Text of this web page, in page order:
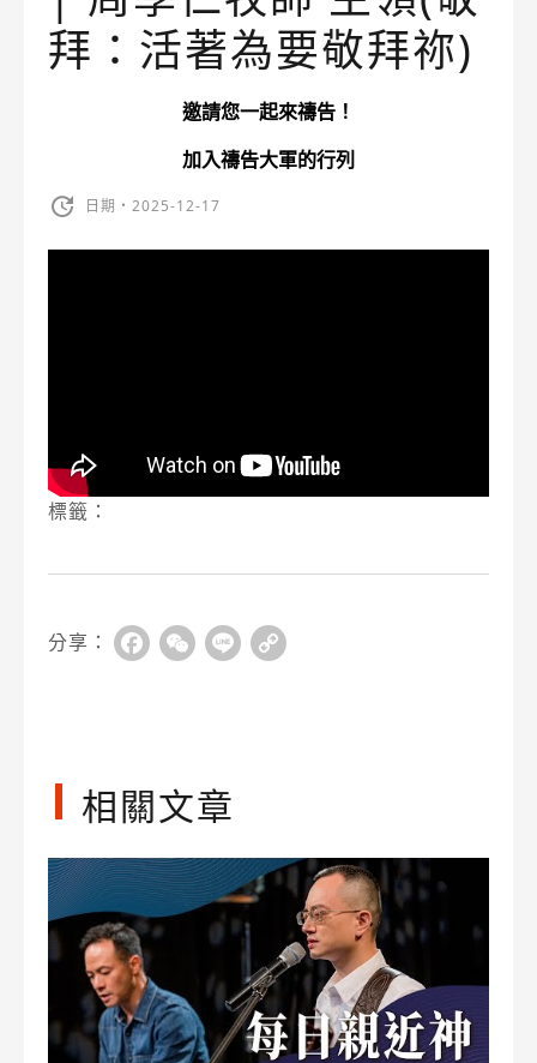
拜：活著為要敬拜祢)
邀請您一起來禱告！
加入禱告大軍的行列
日期・2025-12-17
標籤：
分享： FacebookWeChat
Line
相關文章